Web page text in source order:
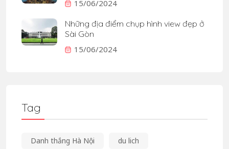
15/06/2024
Những địa điểm chụp hình view đẹp ở
Sài Gòn
15/06/2024
Tag
Danh thắng Hà Nội du lich